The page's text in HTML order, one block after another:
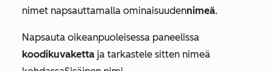
nimet napsauttamalla ominaisuudennimeä.
Napsauta oikeanpuoleisessa paneelissa
koodikuvaketta ja tarkastele sitten nimeä